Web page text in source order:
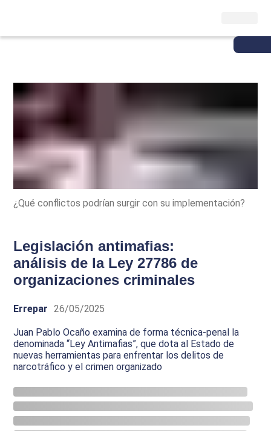
¿Qué conflictos podrían surgir con su implementación?
Legislación antimafias:
análisis de la Ley 27786 de
organizaciones criminales
Errepar 26/05/2025
Juan Pablo Ocaño examina de forma técnica-penal la
denominada “Ley Antimafias”, que dota al Estado de
nuevas herramientas para enfrentar los delitos de
narcotráfico y el crimen organizado